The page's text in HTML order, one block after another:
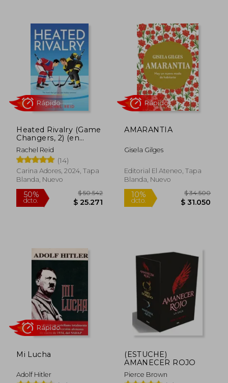
50%
dcto.
$ 134.420
$ 67.210
50%
dcto.
50%
dcto.
10%
dcto.
Rápido
Heated Rivalry (Game
Changers, 2) (en
Inglés)
Rachel Reid
(14)
Carina Adores, 2024, Tapa
Blanda, Nuevo
AMARANTIA
Gisela Gilges
Editorial El Ateneo, Tapa
Blanda, Nuevo
Mi Lucha
Adolf Hitler
(ESTUCHE)
AMANECER ROJO
Pierce Brown